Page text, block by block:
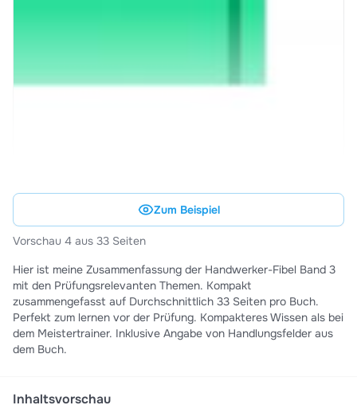
Zum Beispiel
Vorschau 4 aus 33 Seiten
Hier ist meine Zusammenfassung der Handwerker-Fibel Band 3
mit den Prüfungsrelevanten Themen. Kompakt
zusammengefasst auf Durchschnittlich 33 Seiten pro Buch.
Perfekt zum lernen vor der Prüfung. Kompakteres Wissen als bei
dem Meistertrainer. Inklusive Angabe von Handlungsfelder aus
dem Buch.
Inhaltsvorschau